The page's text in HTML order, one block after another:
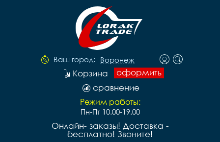
Ваш город: Воронеж
оформить
Корзина
сравнение
Режим работы:
Пн-Пт 10.00-19.00
Онлайн- заказы! Доставка -
бесплатно! Звоните!